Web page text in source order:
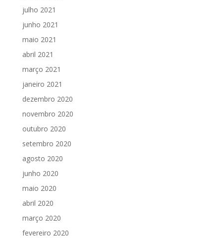
julho 2021
junho 2021
maio 2021
abril 2021
março 2021
janeiro 2021
dezembro 2020
novembro 2020
outubro 2020
setembro 2020
agosto 2020
junho 2020
maio 2020
abril 2020
março 2020
fevereiro 2020